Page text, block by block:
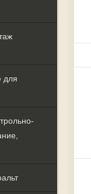
для